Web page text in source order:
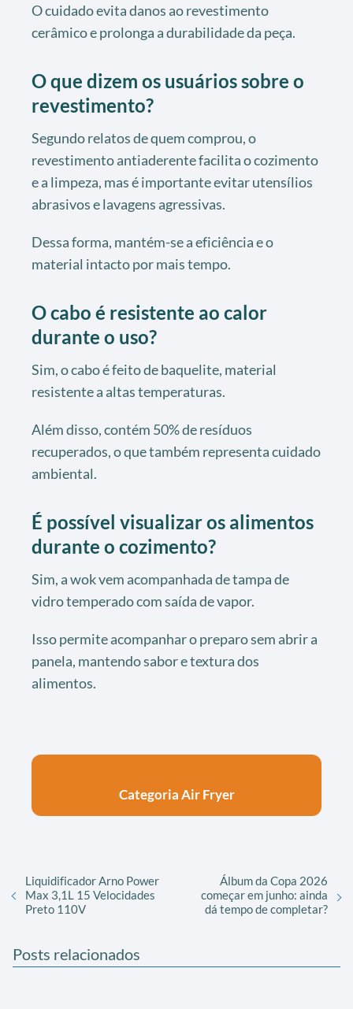
O cuidado evita danos ao revestimento
cerâmico e prolonga a durabilidade da peça.
O que dizem os usuários sobre o
revestimento?
Segundo relatos de quem comprou, o
revestimento antiaderente facilita o cozimento
e a limpeza, mas é importante evitar utensílios
abrasivos e lavagens agressivas.
Dessa forma, mantém-se a eficiência e o
material intacto por mais tempo.
O cabo é resistente ao calor
durante o uso?
Sim, o cabo é feito de baquelite, material
resistente a altas temperaturas.
Além disso, contém 50% de resíduos
recuperados, o que também representa cuidado
ambiental.
É possível visualizar os alimentos
durante o cozimento?
Sim, a wok vem acompanhada de tampa de
vidro temperado com saída de vapor.
Isso permite acompanhar o preparo sem abrir a
panela, mantendo sabor e textura dos
alimentos.
Categoria Air Fryer
Liquidificador Arno Power
Max 3,1L 15 Velocidades
Preto 110V
Álbum da Copa 2026
começar em junho: ainda
dá tempo de completar?
Posts relacionados